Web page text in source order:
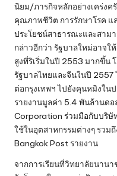
นิยม/ภารกิจหลักอย่างเคร่งค
คุณภาพชีวิต การรักษาโรค แ
ประโยชน์สาธารณะและสาม
กล่าวอีกว่า รัฐบาลใหม่อาจใ
สูงที่ริเริ่มในปี 2553 มากขึ้น
รัฐบาลไทยและจีนในปี 2557
ต่อกรุงเทพฯ ไปยังคุนหมิงใน
รายงานมูลค่า 5.4 พันล้านดอ
Corporation ร่วมมือกับบริษั
ใช้ในอุตสาหกรรมต่างๆ รวม
Bangkok Post รายงาน
จากการเรียนที่วิทยาลัยนาน